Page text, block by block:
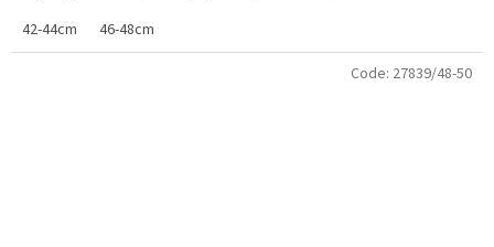
42-44cm
46-48cm
Code: 27839/48-50